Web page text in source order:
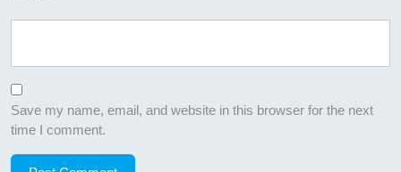
Save my name, email, and website in this browser for the next
time I comment.